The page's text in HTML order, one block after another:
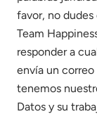
favor, no
Team
responder a
envía un correo
tenemos
Datos y su